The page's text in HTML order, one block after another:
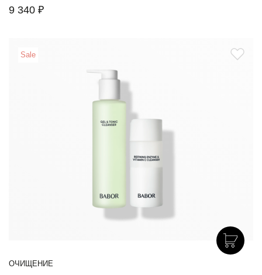
9 340 ₽
Sale
ОЧИЩЕНИЕ